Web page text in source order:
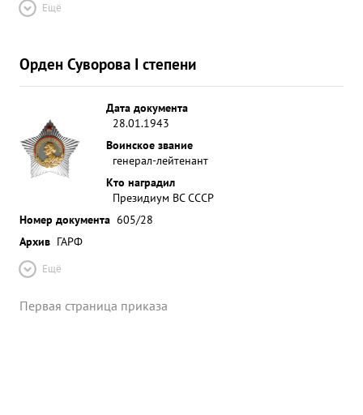
Ещё
Орден Суворова I степени
Дата документа
28.01.1943
Воинское звание
генерал-лейтенант
Кто наградил
Президиум ВС СССР
Номер документа 605/28
Архив ГАРФ
Ещё
Первая страница приказа